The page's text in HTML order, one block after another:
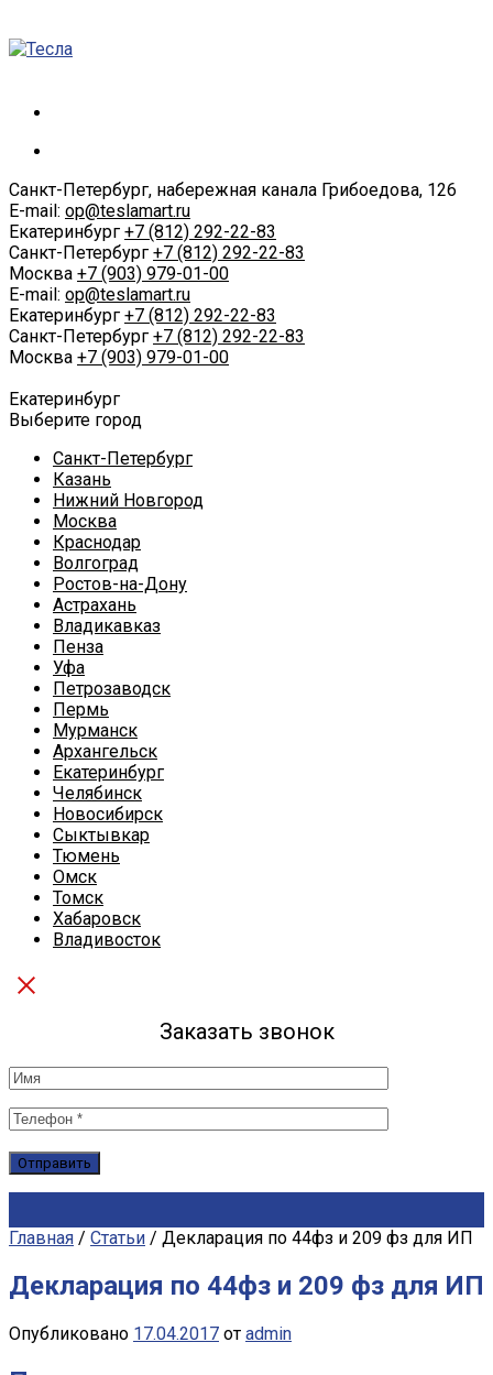
Санкт-Петербург, набережная канала Грибоедова, 126
E-mail: op@teslamart.ru
Екатеринбург +7 (812) 292-22-83
Санкт-Петербург +7 (812) 292-22-83
Москва +7 (903) 979-01-00
E-mail: op@teslamart.ru
Екатеринбург +7 (812) 292-22-83
Санкт-Петербург +7 (812) 292-22-83
Москва +7 (903) 979-01-00
Екатеринбург
Выберите город
Санкт-Петербург
Казань
Нижний Новгород
Москва
Краснодар
Волгоград
Ростов-на-Дону
Астрахань
Владикавказ
Пенза
Уфа
Петрозаводск
Пермь
Мурманск
Архангельск
Екатеринбург
Челябинск
Новосибирск
Сыктывкар
Тюмень
Омск
Томск
Хабаровск
Владивосток
Заказать звонок
Главная / Статьи / Декларация по 44фз и 209 фз для ИП
Декларация по 44фз и 209 фз для ИП
Опубликовано 17.04.2017 от admin